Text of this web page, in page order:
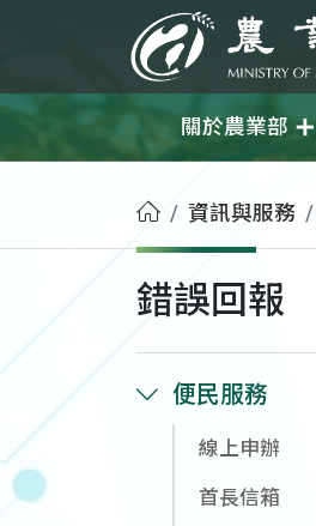
關於農業部
首頁資訊與服務
錯誤回報
便民服務
線上申辦
首長信箱